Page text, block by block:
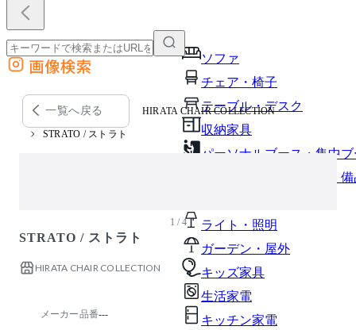
ソファ
チェア・椅子
テーブル・デスク
収納家具
パーソナルブース・集中
オフィスアクセサリー・
ライト・照明
ガーデン・屋外
キッズ家具
生活家電
キッチン家電
外部サイトの商品をカートに追加
他のサイトで見つけた商品ページのURLを貼り付けて、カートに追加できます
画像検索
一覧へ戻る HIRATA CHAIR COLLECTION
STRATO / ストラト
1 / 4
STRATO / ストラト
HIRATA CHAIR COLLECTION
メーカー品番---